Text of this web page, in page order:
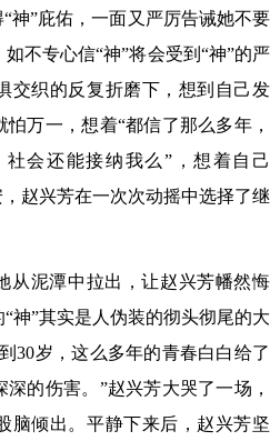
神”庇佑，一面又严厉告诫她不要
不专心信“神”将会受到“神”的严
交织的反复折磨下，想到自己发
万一，想着“都信了那么多年，
会还能接纳我么”，想着自己
赵兴芳在一次次动摇中选择了继
从泥潭中拉出，让赵兴芳幡然悔
神”其实是人伪装的彻头彻尾的大
30岁，这么多年的青春白白给了
的伤害。”赵兴芳大哭了一场，
脑倾出。平静下来后，赵兴芳坚